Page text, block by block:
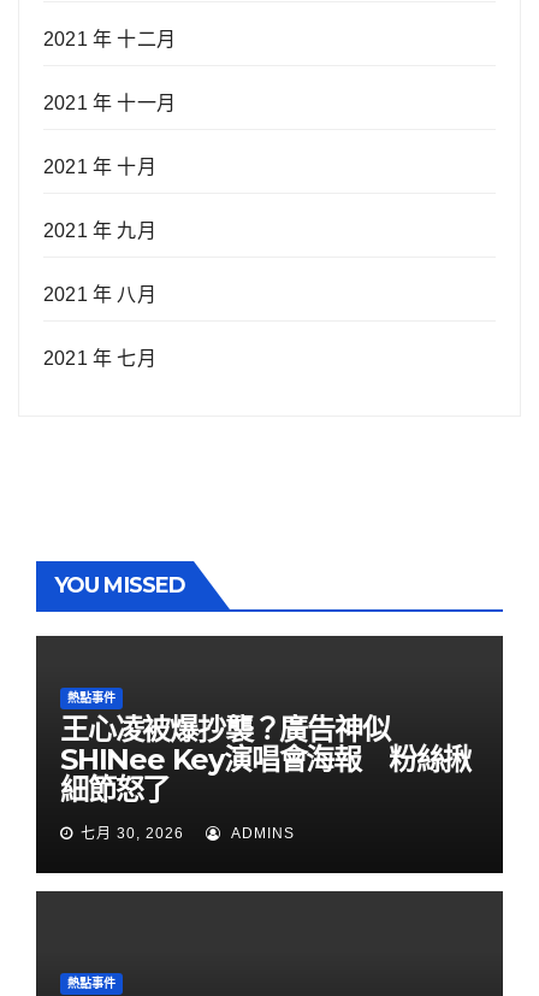
2021 年 十二月
2021 年 十一月
2021 年 十月
2021 年 九月
2021 年 八月
2021 年 七月
YOU MISSED
熱點事件
王心凌被爆抄襲？廣告神似
SHINee Key演唱會海報 粉絲揪
細節怒了
七月 30, 2026 ADMINS
熱點事件